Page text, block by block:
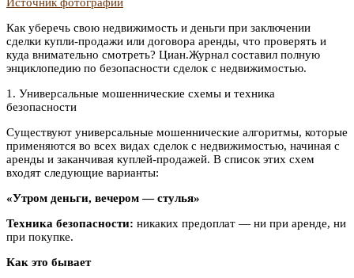
Как уберечь свою недвижимость и деньги при заключении
сделки купли-продажи или договора аренды, что проверять и
куда внимательно смотреть? Циан.Журнал составил полную
энциклопедию по безопасности сделок с недвижимостью.
1. Универсальные мошеннические схемы и техника
безопасности
Существуют универсальные мошеннические алгоритмы, которые
применяются во всех видах сделок с недвижимостью, начиная с
аренды и заканчивая куплей-продажей. В список этих схем
входят следующие варианты:
«Утром деньги, вечером — стулья»
Техника безопасности: никаких предоплат — ни при аренде, ни
при покупке.
Как это бывает